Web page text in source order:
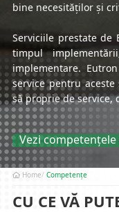
bine necesităților și
Serviciile prestate
timpul
implementare.
service pentru
să proprie de service,
Vezi
Home Competențe
CU CE VĂ